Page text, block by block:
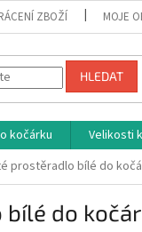
ZBOŽÍ MOJE
HLEDAT
kočárku Velikosti
prostěradlo bílé do
do